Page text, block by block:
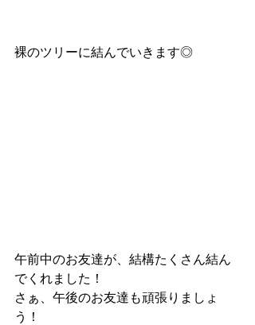
裸のツリーに結んでいきます◎
午前中のお友達が、結構たくさん結ん
でくれました！
さぁ、午後のお友達も頑張りましょ
う！